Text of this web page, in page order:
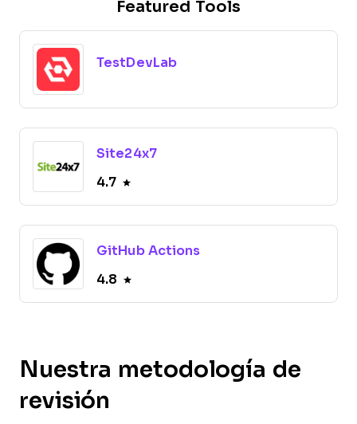
Featured Tools
TestDevLab
Site24x7
4.7
GitHub Actions
4.8
Nuestra metodología de
revisión